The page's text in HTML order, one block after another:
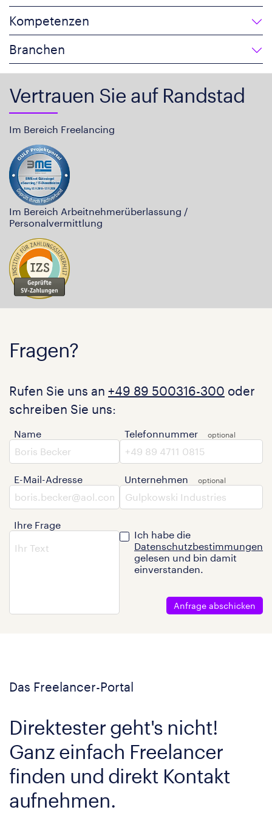
Kompetenzen
Branchen
Vertrauen Sie auf Randstad
Im Bereich Freelancing
Im Bereich Arbeitnehmerüberlassung /
Personalvermittlung
Fragen?
Rufen Sie uns an +49 89 500316-300 oder
schreiben Sie uns:
Name
E-Mail-Adresse
Ihre Frage
Telefonnummer
Unternehmen
Ich habe die
Datenschutzbestimmungen
gelesen und bin damit
einverstanden.
Anfrage abschicken
Das Freelancer-Portal
Direktester geht's nicht!
Ganz einfach Freelancer
finden und direkt Kontakt
aufnehmen.